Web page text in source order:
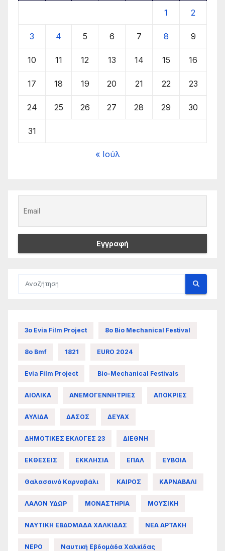
1 2
3 4 5 6 7 8 9
10 11 12 13 14 15 16
17 18 19 20 21 22 23
24 25 26 27 28 29 30
31
« Ιούλ
3ο Evia Film Project 8ο Bio Mechanical Festival
8ο Bmf 1821 EURO 2024
Evia Film Project Bio-Mechanical Festivals
ΑΙΟΛΙΚΑ ΑΝΕΜΟΓΕΝΝΗΤΡΙΕΣ ΑΠΟΚΡΙΕΣ
ΑΥΛΙΔΑ ΔΑΣΟΣ ΔΕΥΑΧ
ΔΗΜΟΤΙΚΕΣ ΕΚΛΟΓΕΣ 23 ΔΙΕΘΝΗ
ΕΚΘΕΣΕΙΣ ΕΚΚΛΗΣΙΑ ΕΠΑΛ ΕΥΒΟΙΑ
Θαλασσινό Καρναβάλι ΚΑΙΡΟΣ ΚΑΡΝΑΒΑΛΙ
ΛΑΛΟΝ ΥΔΩΡ ΜΟΝΑΣΤΗΡΙΑ ΜΟΥΣΙΚΗ
ΝΑΥΤΙΚΗ ΕΒΔΟΜΑΔΑ ΧΑΛΚΙΔΑΣ ΝΕΑ ΑΡΤΑΚΗ
ΝΕΡΟ Ναυτική Εβδομάδα Χαλκίδας